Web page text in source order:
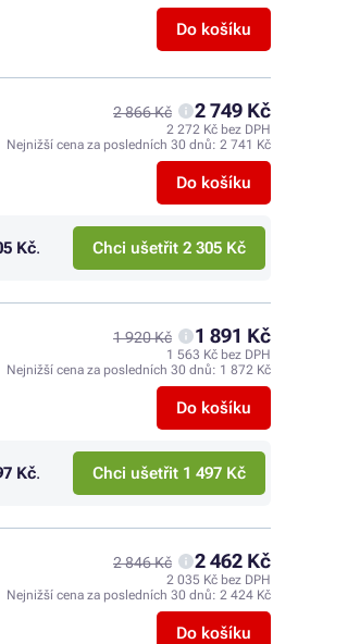
Do košíku
2 866 Kč 2 749 Kč
2 272 Kč bez DPH
Nejnižší cena za posledních 30 dnů: 2 741 Kč
Do košíku
Kč. Chci ušetřit 2 305 Kč
1 920 Kč 1 891 Kč
1 563 Kč bez DPH
Nejnižší cena za posledních 30 dnů: 1 872 Kč
Do košíku
Kč. Chci ušetřit 1 497 Kč
2 846 Kč 2 462 Kč
2 035 Kč bez DPH
Nejnižší cena za posledních 30 dnů: 2 424 Kč
Do košíku